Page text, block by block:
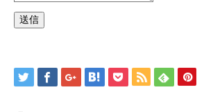
送信